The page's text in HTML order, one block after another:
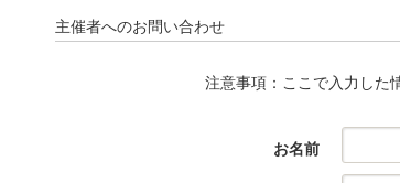
主催者へのお問い合わせ
注意事項：ここで入力した
お名前